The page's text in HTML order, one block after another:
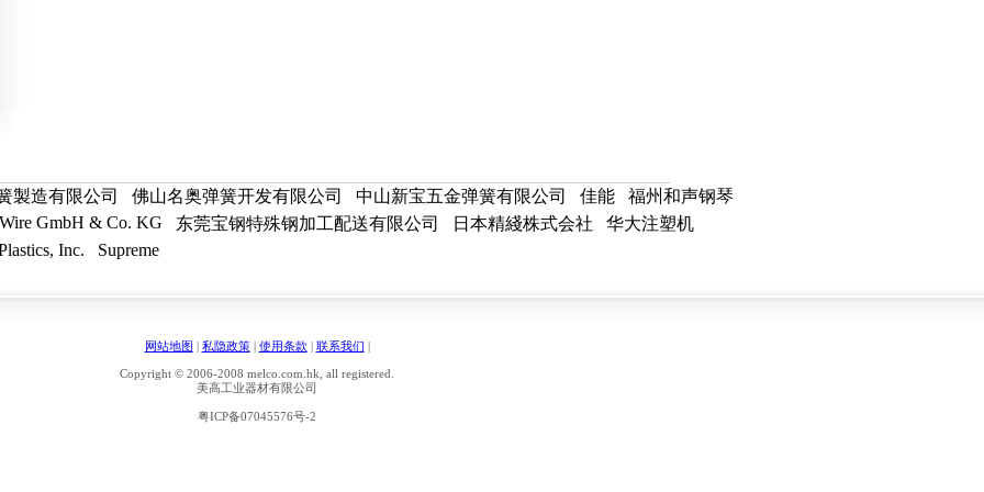
製造有限公司 佛山名奥弹簧开发有限公司 中山新宝五金弹簧有限公司 佳能
福州和声钢琴
GmbH & Co. KG
东莞宝钢特殊钢加工配送有限公司 日本精綫株式会社
华大注塑机
Inc.
Supreme
网站地图 | 私隐政策| 使用条款 | 联系我们 |
Copyright © 2006-2008 melco.com.hk, all registered.
美高工业器材有限公司
粤ICP备07045576号-2